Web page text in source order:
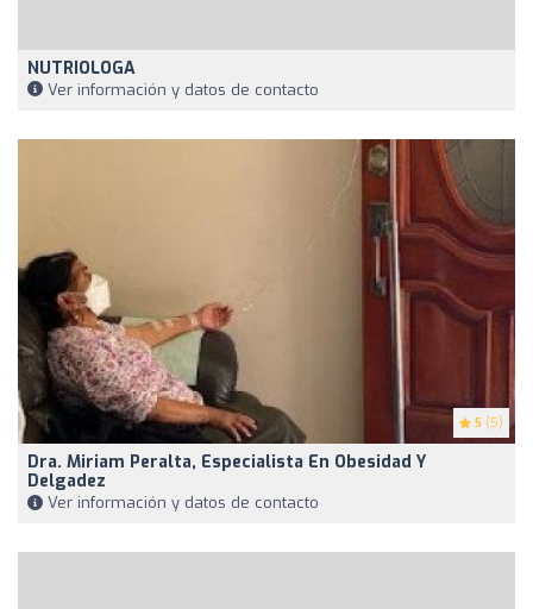
NUTRIOLOGA
Ver información y datos de contacto
5 (5)
Dra. Miriam Peralta, Especialista En Obesidad Y
Delgadez
Ver información y datos de contacto